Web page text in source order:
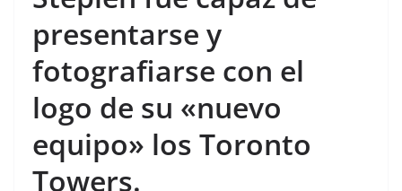
presentarse y
fotografiarse con el
logo de su «nuevo
equipo» los Toronto
Towers.